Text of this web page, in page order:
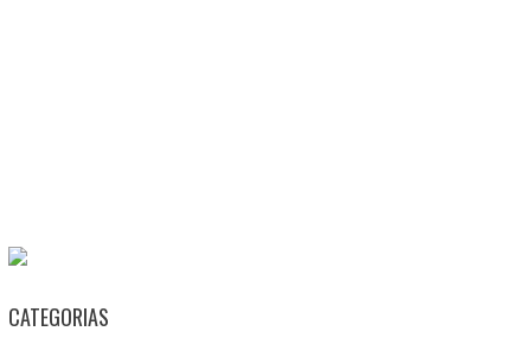
CATEGORIAS